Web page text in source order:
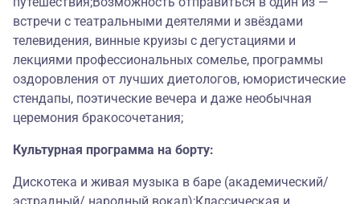
встречи с театральными деятелями и звёздами
телевидения, винные круизы с дегустациями и
лекциями профессиональных сомелье, программы
оздоровления от лучших диетологов, юмористические
стендапы, поэтические вечера и даже необычная
церемония бракосочетания;
Культурная программа на борту:
Дискотека и живая музыка в баре (академический/